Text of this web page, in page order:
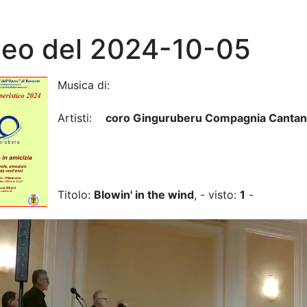
del 2024-10-05
Musica di:
Artisti: coro Ginguruberu Compagnia
Titolo: Blowin' in the wind, - visto: 1 -